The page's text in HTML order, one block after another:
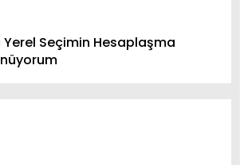
Seçimin Hesaplaşma